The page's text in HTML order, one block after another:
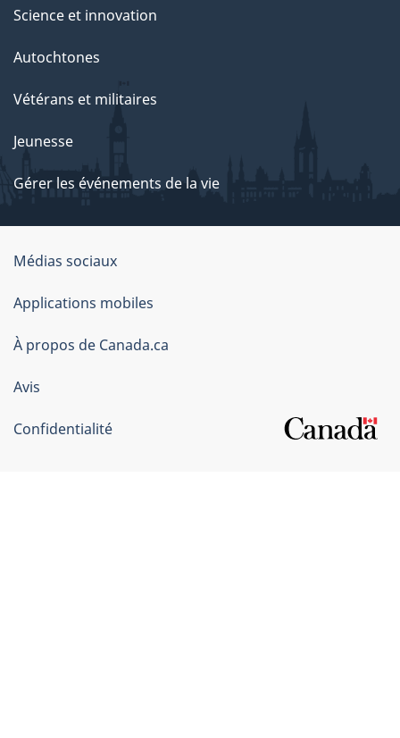
Science et innovation
Autochtones
Vétérans et militaires
Jeunesse
Gérer les événements de la vie
Organisation
du
gouvernement
du
Canada
Médias sociaux
Applications mobiles
À propos de Canada.ca
Avis
Confidentialité